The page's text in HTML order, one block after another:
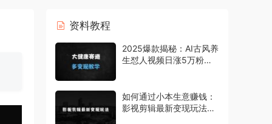
资料教程
2025爆款揭秘：AI古风养
生怼人视频日涨5万粉，3
如何通过小本生意赚钱：
影视剪辑最新变现玩法，